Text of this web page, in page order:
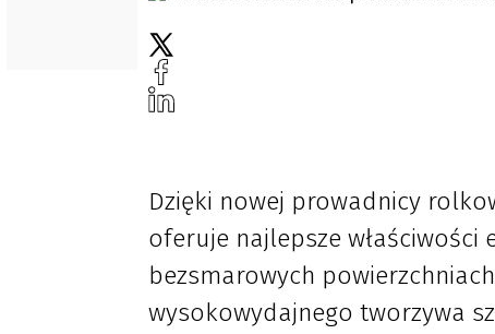
Dzięki nowej prowadnicy
oferuje najlepsze właściwości
bezsmarowych
wysokowydajnego tworzywa